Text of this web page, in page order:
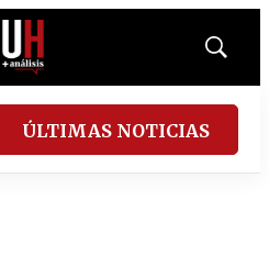
Mostrar
ÚLTIMAS NOTICIAS